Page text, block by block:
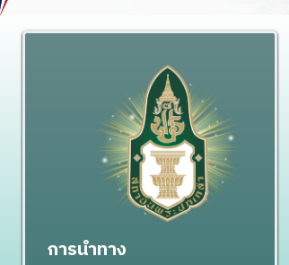
การนำทาง